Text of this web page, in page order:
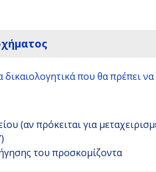
που θα πρέπει να
(αν πρόκειται για
του προσκομίζοντα